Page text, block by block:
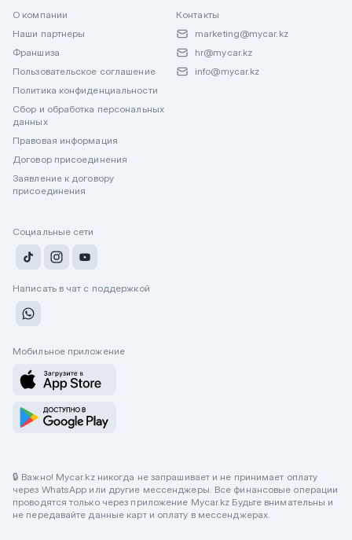
О компании
Наши партнеры
Франшиза
Пользовательское соглашение
Политика конфиденциальности
Сбор и обработка персональных
данных
Правовая информация
Договор присоединения
Заявление к договору
присоединения
Контакты
marketing@mycar.kz
hr@mycar.kz
info@mycar.kz
Социальные сети
Написать в чат с поддержкой
Мобильное приложение
🔒 Важно! Mycar.kz никогда не запрашивает и не принимает оплату
через WhatsApp или другие мессенджеры. Все финансовые операции
проводятся только через приложение Mycar.kz Будьте внимательны и
не передавайте данные карт и оплату в мессенджерах.